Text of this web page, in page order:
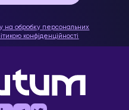
на обробку персональних
конфіденційності